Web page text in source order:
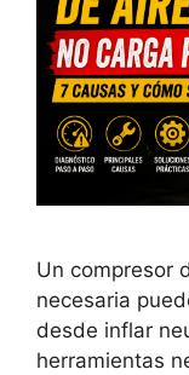
Un compresor
necesaria
desde inflar
herramientas